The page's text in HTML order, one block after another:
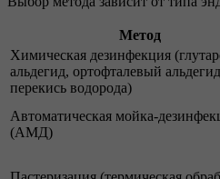
Метод
Химическая дезинфекция
альдегид, ортофталевый
перекись водорода)
Автоматическая мойка-
(АМД)